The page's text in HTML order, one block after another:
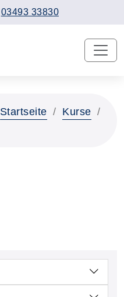
03493 33830
Startseite
Kurse